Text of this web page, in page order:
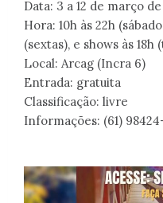
Data: 3 a 12 de março
Hora: 10h às 22h
(sextas), e shows às 18h
Local: Arcag (Incra 6)
Entrada: gratuita
Classificação: livre
Informações: (61)